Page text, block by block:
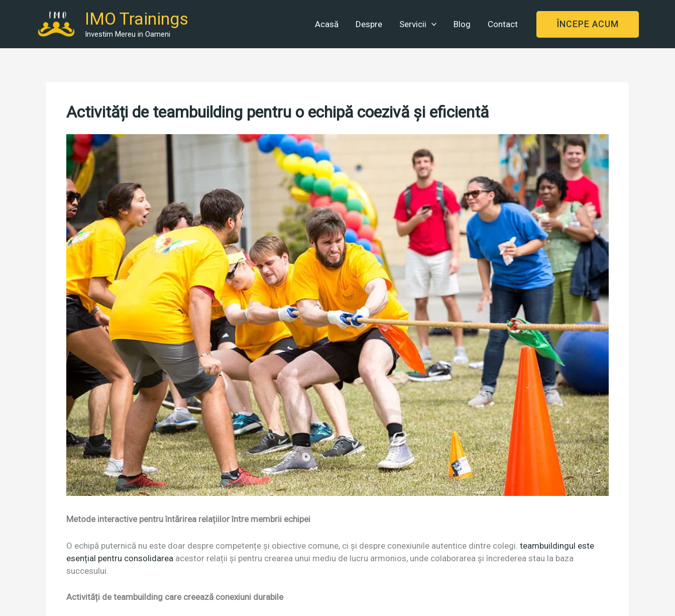
IMO Trainings
Investim Mereu in Oameni
Acasă Despre Servicii Blog Contact ÎNCEPE ACUM
Activități de teambuilding pentru o echipă coezivă și eficientă
Metode interactive pentru întărirea relațiilor între membrii echipei
O echipă puternică nu este doar despre competențe și obiective comune, ci și despre conexiunile autentice dintre colegi. teambuildingul este
esențial pentru consolidarea acestor relații și pentru crearea unui mediu de lucru armonios, unde colaborarea și încrederea stau la baza
succesului.
Activități de teambuilding care creează conexiuni durabile